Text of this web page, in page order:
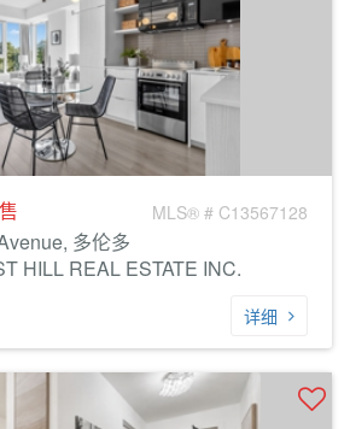
MLS® # C13567128
多伦多
HILL REAL ESTATE INC.
详细